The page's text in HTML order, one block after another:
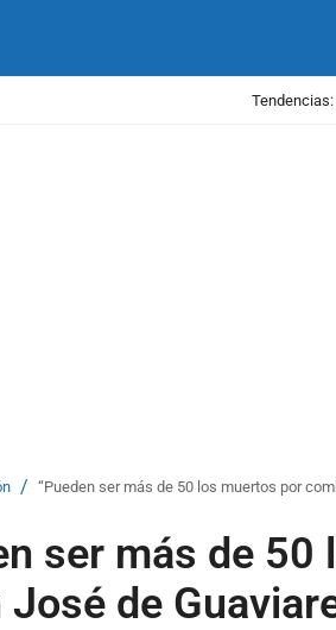
Tendencias:
/ “Pueden ser más de 50 los muertos por
ser más de
José de